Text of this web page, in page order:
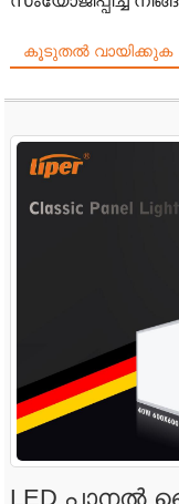
കൂടുതൽ വായിക്കുക
LED പാനൽ